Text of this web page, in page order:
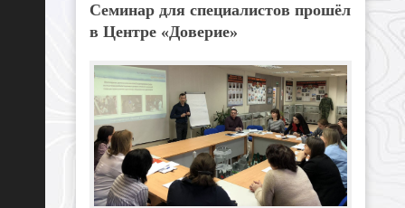
Семинар для специалистов прошёл
в Центре «Доверие»